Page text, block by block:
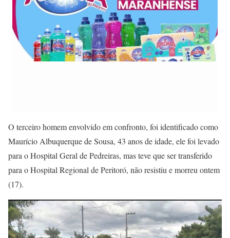
O terceiro homem envolvido em confronto, foi identificado como
Maurício Albuquerque de Sousa, 43 anos de idade, ele foi levado
para o Hospital Geral de Pedreiras, mas teve que ser transferido
para o Hospital Regional de Peritoró, não resistiu e morreu ontem
(17).